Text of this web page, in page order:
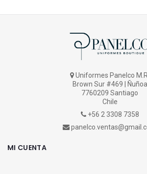
Uniformes Panelco M.R.
Brown Sur #469 | Ñuñoa
7760209 Santiago
Chile
+56 2 3308 7358
MI CUENTA